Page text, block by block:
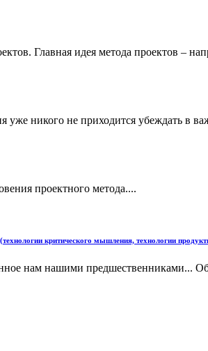
Главная идея метода проектов –
никого не приходится убеждать в
проектного метода....
критического мышления, технологии
нам нашими предшественниками...